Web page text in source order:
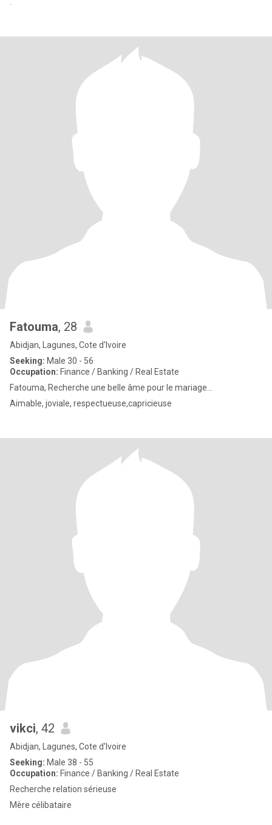
Fatouma, 28
Abidjan, Lagunes, Cote d'Ivoire
Seeking: Male 30 - 56
Occupation: Finance / Banking / Real Estate
Fatouma, Recherche une belle âme pour le mariage...
Aimable, joviale, respectueuse,capricieuse
vikci, 42
Abidjan, Lagunes, Cote d'Ivoire
Seeking: Male 38 - 55
Occupation: Finance / Banking / Real Estate
Recherche relation sérieuse
Mère célibataire